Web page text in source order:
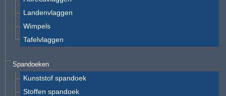
Landenvlaggen
Wimpels
Tafelvlaggen
Spandoeken
Kunststof spandoek
Stoffen spandoek